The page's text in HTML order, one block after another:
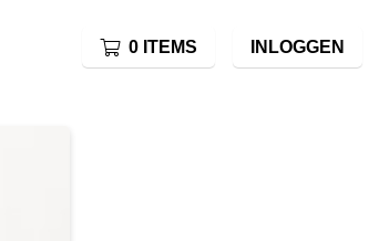
0 ITEMS INLOGGEN